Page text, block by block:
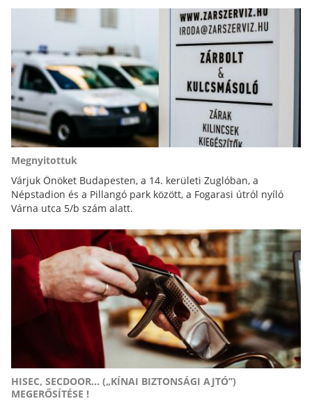
Megnyitottuk
Várjuk Önöket Budapesten, a 14. kerületi Zuglóban, a
Népstadion és a Pillangó park között, a Fogarasi útról nyíló
Várna utca 5/b szám alatt.
HISEC, SECDOOR... („KÍNAI BIZTONSÁGI AJTÓ”)
MEGERŐSÍTÉSE !